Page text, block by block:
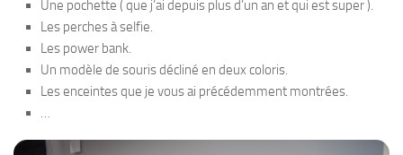
Une pochette ( que j’ai depuis plus d’un an et qui est super ).
Les perches à selfie.
Les power bank.
Un modèle de souris décliné en deux coloris.
Les enceintes que je vous ai précédemment montrées.
…